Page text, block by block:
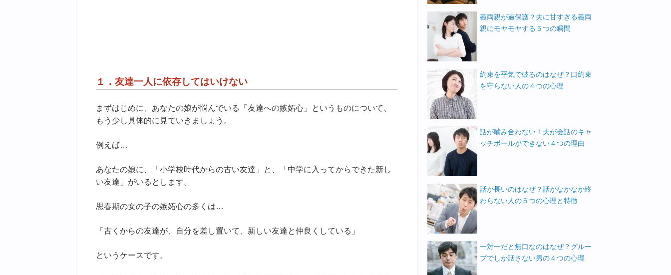
１．友達一人に依存してはいけない
まずはじめに、あなたの娘が悩んでいる「友達への嫉妬心」というものについて、
もう少し具体的に見ていきましょう。
例えば…
あなたの娘に、「小学校時代からの古い友達」と、「中学に入ってからできた新し
い友達」がいるとします。
思春期の女の子の嫉妬心の多くは…
「古くからの友達が、自分を差し置いて、新しい友達と仲良くしている」
というケースです。
義両親が過保護？夫に甘すぎる義両
親にモヤモヤする５つの瞬間
約束を平気で破るのはなぜ？口約束
を守らない人の４つの心理
話が噛み合わない！夫が会話のキャ
ッチボールができない４つの理由
話が長いのはなぜ？話がなかなか終
わらない人の５つの心理と特徴
一対一だと無口なのはなぜ？グルー
プでしか話さない男の４つの心理